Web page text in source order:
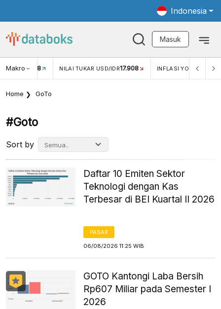
Indonesia
Masuk
Makro
USD/IDR 17.908 INFLASI YOY (JUL)2,88% INFLASI MOM (JUL)
Home GoTo
#goto
Sort by
Daftar 10 Emiten Sektor
Teknologi dengan Kas
Terbesar di BEI Kuartal II 2026
PASAR
06/08/2026 11:25 WIB
GOTO Kantongi Laba Bersih
Rp607 Miliar pada Semester I
2026